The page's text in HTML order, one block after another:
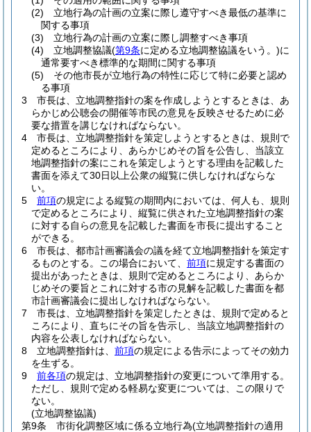
(2)
立地行為の計画の立案に際し遵守すべき最低の基準に
関する事項
(3)
立地行為の計画の立案に際し調整すべき事項
(4)
立地調整協議(第9条に定める立地調整協議をいう。)に
通常要すべき標準的な期間に関する事項
(5)
その他市長が立地行為の特性に応じて特に必要と認め
る事項
3
市長は、立地調整指針の案を作成しようとするときは、あ
らかじめ公聴会の開催等市民の意見を反映させるために必
要な措置を講じなければならない。
4
市長は、立地調整指針を策定しようとするときは、規則で
定めるところにより、あらかじめその旨を公告し、当該立
地調整指針の案にこれを策定しようとする理由を記載した
書面を添えて30日以上公衆の縦覧に供しなければならな
い。
5
前項の規定による縦覧の期間内においては、何人も、規則
で定めるところにより、縦覧に供された立地調整指針の案
に対する自らの意見を記載した書面を市長に提出すること
ができる。
6
市長は、都市計画審議会の議を経て立地調整指針を策定す
るものとする。
この場合において、 前項に規定する書面の
提出があったときは、規則で定めるところにより、あらか
じめその要旨とこれに対する市の見解を記載した書面を都
市計画審議会に提出しなければならない。
7
市長は、立地調整指針を策定したときは、規則で定めると
ころにより、直ちにその旨を告示し、当該立地調整指針の
内容を公表しなければならない。
8
立地調整指針は、 前項の規定による告示によってその効力
を生ずる。
9
前各項の規定は、立地調整指針の変更について準用する。
ただし、規則で定める軽易な変更については、この限りで
ない。
(立地調整協議)
第9条
市街化調整区域に係る立地行為(立地調整指針の適用